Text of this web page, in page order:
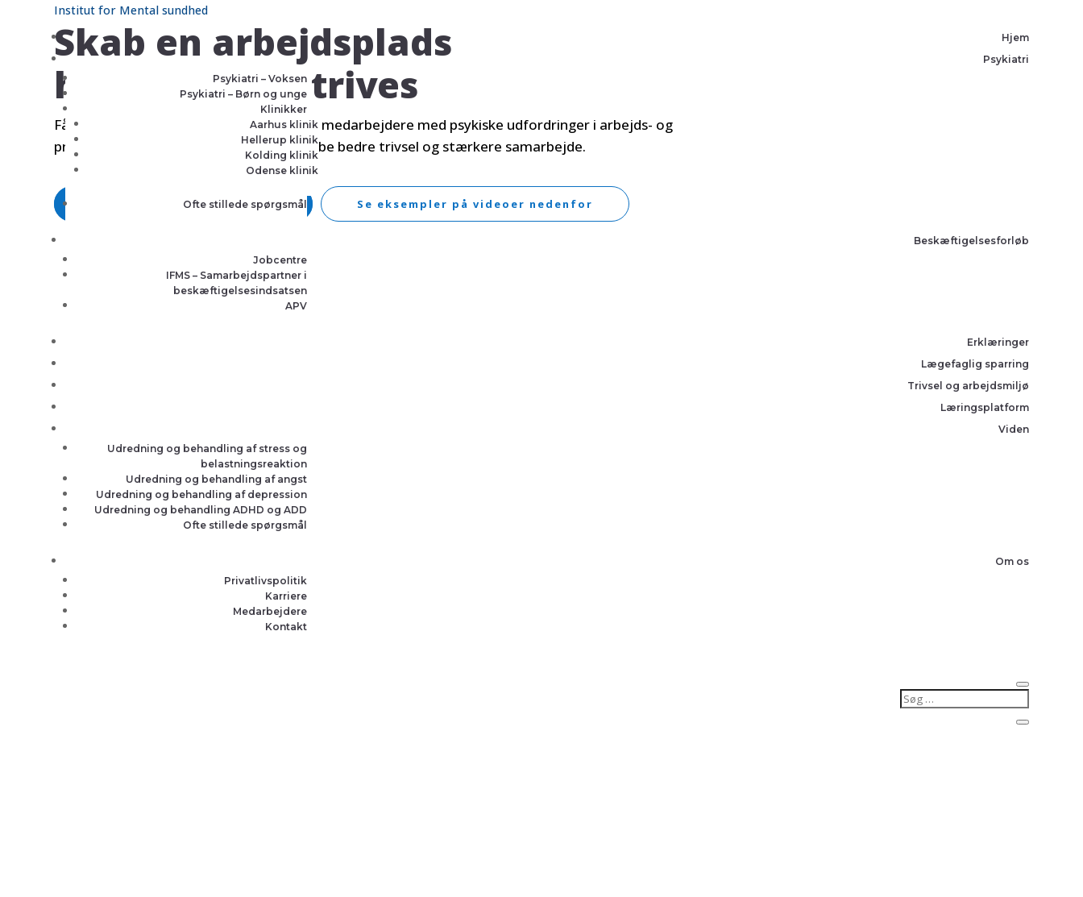
Hjem
Psykiatri
Psykiatri – Voksen
Psykiatri – Børn og unge
Klinikker
Aarhus klinik
Hellerup klinik
Kolding klinik
Odense klinik
Ofte stillede spørgsmål
Beskæftigelsesforløb
Jobcentre
IFMS – Samarbejdspartner i
beskæftigelsesindsatsen
APV
Erklæringer
Lægefaglig sparring
Trivsel og arbejdsmiljø
Læringsplatform
Viden
Udredning og behandling af stress og
belastningsreaktion
Udredning og behandling af angst
Udredning og behandling af depression
Udredning og behandling ADHD og ADD
Ofte stillede spørgsmål
Om os
Privatlivspolitik
Karriere
Medarbejdere
Kontakt
Institut for Mental sundhed
Skab en arbejdsplads
hvor alle kan trives
Få indsigt i, hvordan I konkret kan støtte medarbejdere med psykiske udfordringer i arbejds- og
privatlivet. Med den rette viden kan I skabe bedre trivsel og stærkere samarbejde.
Læs mere Se eksempler på videoer nedenfor